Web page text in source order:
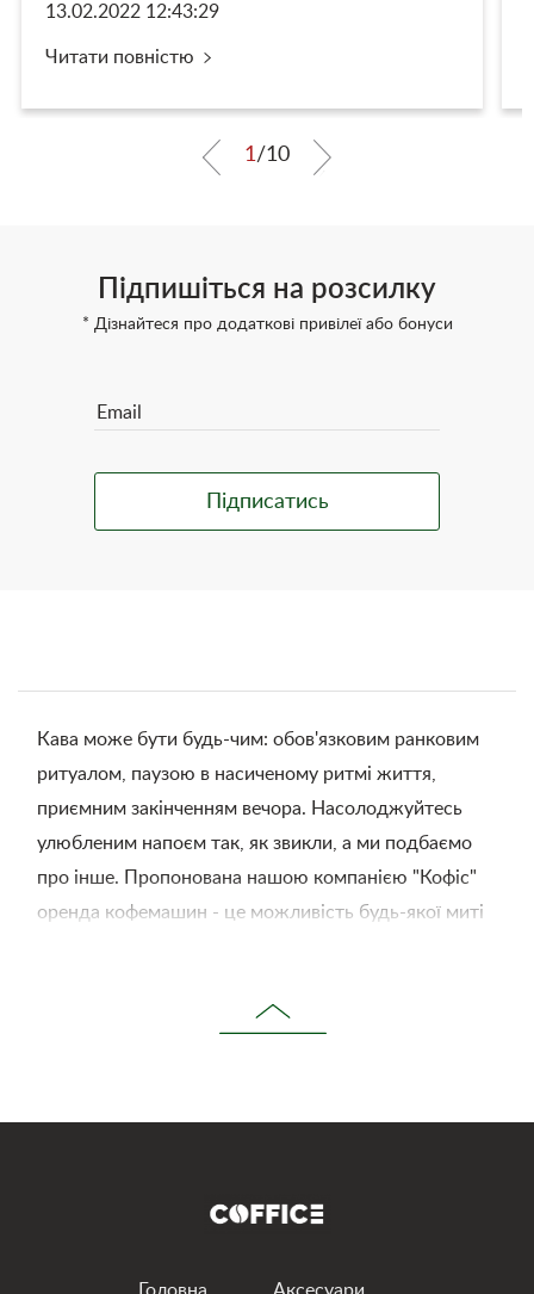
13.02.2022 12:43:29
Читати повністю
1/10
Підпишіться на розсилку
* Дізнайтеся про додаткові привілеї або бонуси
Кава може бути будь-чим: обов'язковим ранковим
ритуалом, паузою в насиченому ритмі життя,
приємним закінченням вечора. Насолоджуйтесь
улюбленим напоєм так, як звикли, а ми подбаємо
про інше. Пропонована нашою компанією "Кофіс"
оренда кофемашин - це можливість будь-якої миті
Потрібно лише оформити замовлення на сайті, та у
вашому розпорядженні італійська кавова техніка.
працює в режимі 24/7.